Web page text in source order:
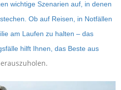
wichtige Szenarien auf, in denen
Ob auf Reisen, in Notfällen
am Laufen zu halten – das
hilft Ihnen, das Beste aus